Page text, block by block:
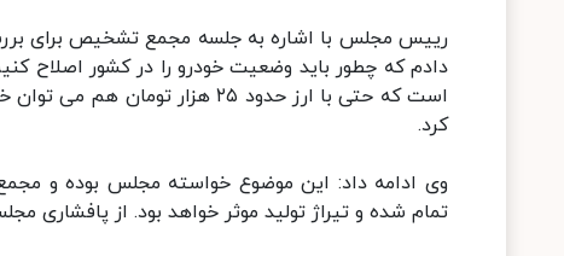
رییس مجلس با اشاره به جلسه مجمع تشخیص برای
کرد.
وی ادامه داد: این موضوع خواسته مجلس بوده و
تمام شده و تیراژ تولید موثر خواهد بود. از